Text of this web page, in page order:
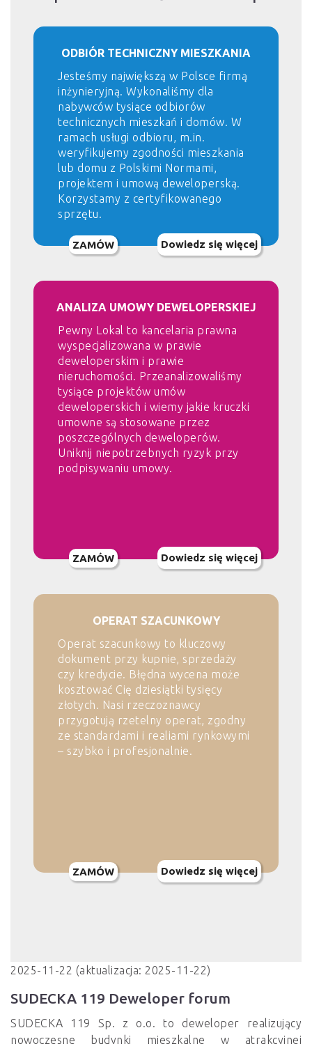
ODBIÓR TECHNICZNY MIESZKANIA
Jesteśmy największą w Polsce firmą
inżynieryjną. Wykonaliśmy dla
nabywców tysiące odbiorów
technicznych mieszkań i domów. W
ramach usługi odbioru, m.in.
weryfikujemy zgodności mieszkania
lub domu z Polskimi Normami,
projektem i umową deweloperską.
Korzystamy z certyfikowanego
sprzętu.
ZAMÓW Dowiedz się więcej
ANALIZA UMOWY DEWELOPERSKIEJ
Pewny Lokal to kancelaria prawna
wyspecjalizowana w prawie
deweloperskim i prawie
nieruchomości. Przeanalizowaliśmy
tysiące projektów umów
deweloperskich i wiemy jakie kruczki
umowne są stosowane przez
poszczególnych deweloperów.
Uniknij niepotrzebnych ryzyk przy
podpisywaniu umowy.
ZAMÓW Dowiedz się więcej
OPERAT SZACUNKOWY
Operat szacunkowy to kluczowy
dokument przy kupnie, sprzedaży
czy kredycie. Błędna wycena może
kosztować Cię dziesiątki tysięcy
złotych. Nasi rzeczoznawcy
przygotują rzetelny operat, zgodny
ze standardami i realiami rynkowymi
– szybko i profesjonalnie.
ZAMÓW Dowiedz się więcej
2025-11-22 (aktualizacja: 2025-11-22)
SUDECKA 119 Deweloper forum
SUDECKA 119 Sp. z o.o. to deweloper realizujący
nowoczesne budynki mieszkalne w atrakcyjnej